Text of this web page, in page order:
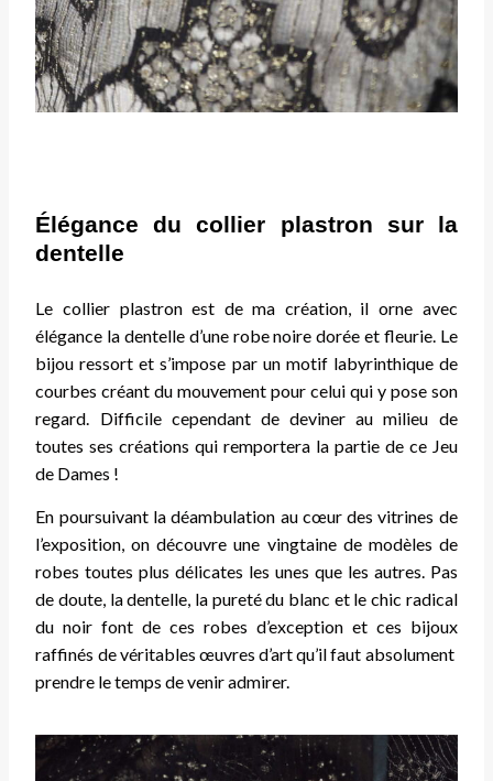
Élégance du collier plastron sur la
dentelle
Le collier plastron est de ma création, il orne avec
élégance la dentelle d’une robe noire dorée et fleurie. Le
bijou ressort et s’impose par un motif labyrinthique de
courbes créant du mouvement pour celui qui y pose son
regard. Difficile cependant de deviner au milieu de
toutes ses créations qui remportera la partie de ce Jeu
de Dames !
En poursuivant la déambulation au cœur des vitrines de
l’exposition, on découvre une vingtaine de modèles de
robes toutes plus délicates les unes que les autres. Pas
de doute, la dentelle, la pureté du blanc et le chic radical
du noir font de ces robes d’exception et ces bijoux
raffinés de véritables œuvres d’art qu’il faut absolument
prendre le temps de venir admirer.